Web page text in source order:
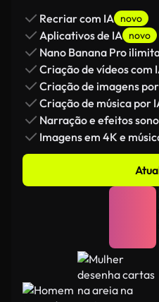
Recriar com IA novo
Aplicativos de IA novo
Nano Banana Pro
Criação de vídeos com
Criação de imagens
Criação de música por
Narração e efeitos
Imagens em 4K e